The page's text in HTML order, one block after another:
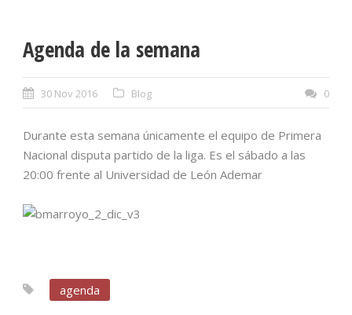
Agenda de la semana
30 Nov 2016 Blog 0
Durante esta semana únicamente el equipo de Primera
Nacional disputa partido de la liga. Es el sábado a las
20:00 frente al Universidad de León Ademar
agenda